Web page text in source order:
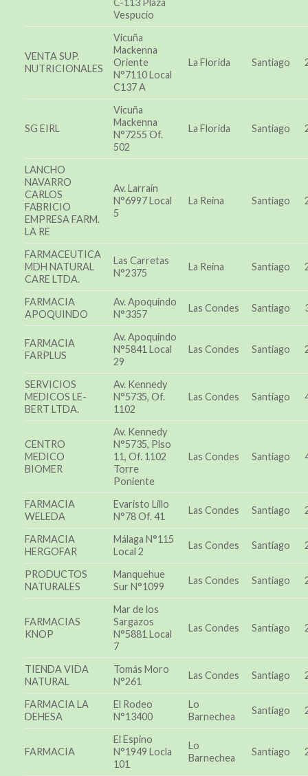
Vespucio
VENTA SUP.
NUTRICIONALES
Vicuña
Mackenna
Oriente
N°7110 Local
C137 A
La Florida Santiago
SG EIRL
Vicuña
Mackenna
N°7255 Of.
502
La Florida Santiago
LANCHO
NAVARRO
CARLOS
FABRICIO
EMPRESA FARM.
LA RE
Av. Larraín
N°6997 Local
5
La Reina Santiago
FARMACEUTICA
MDH NATURAL
CARE LTDA.
Las Carretas
N°2375
La Reina Santiago
FARMACIA
APOQUINDO
Av. Apoquindo
N°3357
Las Condes Santiago
FARMACIA
FARPLUS
Av. Apoquindo
N°5841 Local
29
Las Condes Santiago
SERVICIOS
MEDICOS LE-
BERT LTDA.
Av. Kennedy
N°5735, Of.
1102
Las Condes Santiago
CENTRO
MEDICO
BIOMER
Av. Kennedy
N°5735, Piso
11, Of. 1102
Torre
Poniente
Las Condes Santiago
FARMACIA
WELEDA
Evaristo Lillo
N°78 Of. 41
Las Condes Santiago
FARMACIA
HERGOFAR
Málaga N°115
Local 2
Las Condes Santiago
PRODUCTOS
NATURALES
Manquehue
Sur N°1099
Las Condes Santiago
FARMACIAS
KNOP
Mar de los
Sargazos
N°5881 Local
7
Las Condes Santiago
TIENDA VIDA
NATURAL
Tomás Moro
N°261
Las Condes Santiago
FARMACIA LA
DEHESA
El Rodeo
N°13400
Lo
Barnechea
Santiago
FARMACIA
El Espino
N°1949 Locla
101
Lo
Barnechea
Santiago